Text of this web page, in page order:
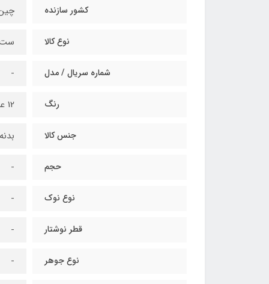
کشور سازنده
نوع کالا ست
شماره سریال / مدل -
رنگ 12 عددی
جنس کالا
حجم -
نوع نوک -
قطر نوشتار -
نوع جوهر -